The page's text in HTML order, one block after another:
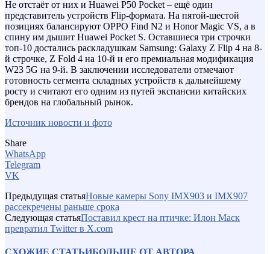
Не отстаёт от них и Huawei P50 Pocket – ещё один
представитель устройств Flip-формата. На пятой-шестой
позициях балансируют OPPO Find N2 и Honor Magic VS, а в
спину им дышит Huawei Pocket S. Оставшиеся три строчки
топ-10 достались раскладушкам Samsung: Galaxy Z Flip 4 на 8-
й строчке, Z Fold 4 на 10-й и его премиальная модификация
W23 5G на 9-й. В заключении исследователи отмечают
готовность сегмента складных устройств к дальнейшему
росту и считают его одним из путей экспансии китайских
брендов на глобальный рынок.
Источник новости и фото
Share
WhatsApp
Telegram
VK
Предыдущая статьяНовые камеры Sony IMX903 и IMX907
рассекречены раньше срока
Следующая статьяПоставил крест на птичке: Илон Маск
превратил Twitter в X.com
СХОЖИЕ СТАТЬИБОЛЬШЕ ОТ АВТОРА